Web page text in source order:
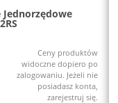
Ceny produktów
widoczne dopiero po
zalogowaniu. Jeżeli nie
posiadasz konta,
zarejestruj się.